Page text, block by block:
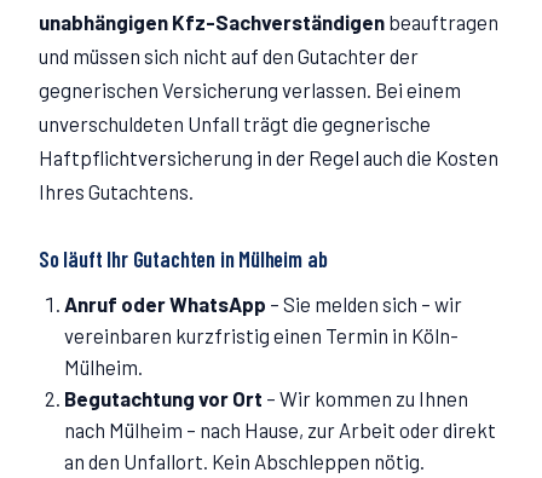
unabhängigen Kfz-Sachverständigen beauftragen
und müssen sich nicht auf den Gutachter der
gegnerischen Versicherung verlassen. Bei einem
unverschuldeten Unfall trägt die gegnerische
Haftpflichtversicherung in der Regel auch die Kosten
Ihres Gutachtens.
So läuft Ihr Gutachten inMülheimab
Anruf oder WhatsApp – Sie melden sich – wir
vereinbaren kurzfristig einen Termin in Köln-
Mülheim.
Begutachtung vor Ort – Wir kommen zu Ihnen
nach Mülheim – nach Hause, zur Arbeit oder direkt
an den Unfallort. Kein Abschleppen nötig.